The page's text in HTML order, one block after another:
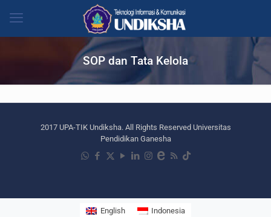
SOP dan Tata Kelola
2017 UPA-TIK Undiksha. All Rights Reserved Universitas
Pendidikan Ganesha
English Indonesia